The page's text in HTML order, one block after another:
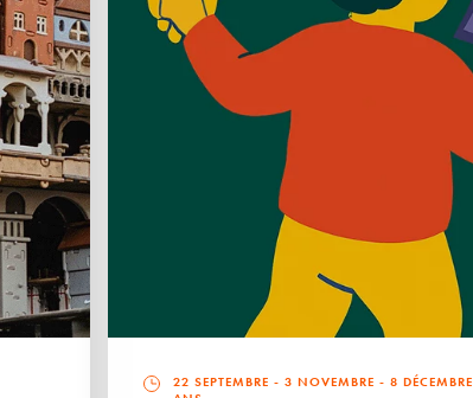
22 SEPTEMBRE -3 NOVEMBRE -8 DÉCEMBRE